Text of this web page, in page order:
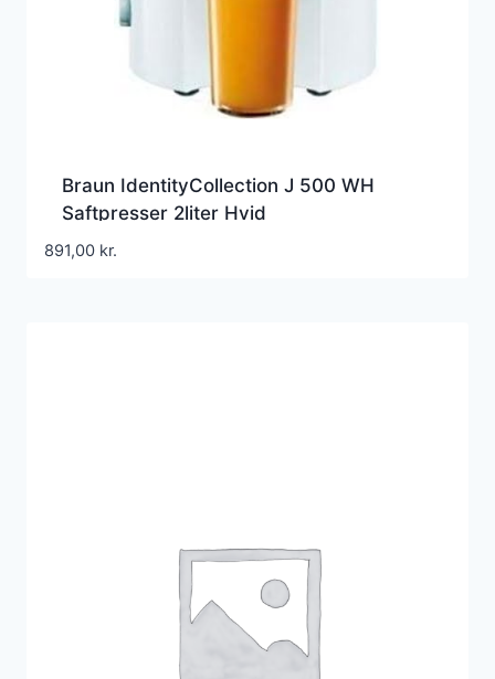
Braun IdentityCollection J 500 WH
Saftpresser 2liter Hvid
891,00 kr.